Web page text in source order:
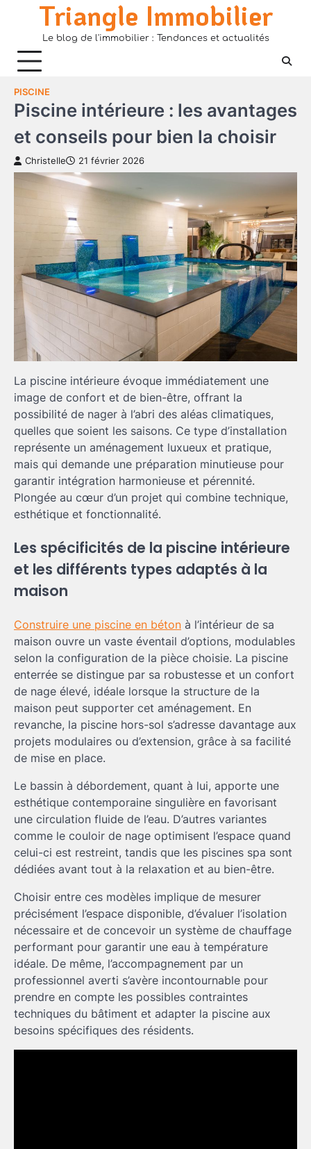
Triangle Immobilier
Le blog de l'immobilier : Tendances et actualités
PISCINE
Piscine intérieure : les avantages
et conseils pour bien la choisir
Christelle 21 février 2026
La piscine intérieure évoque immédiatement une
image de confort et de bien-être, offrant la
possibilité de nager à l’abri des aléas climatiques,
quelles que soient les saisons. Ce type d’installation
représente un aménagement luxueux et pratique,
mais qui demande une préparation minutieuse pour
garantir intégration harmonieuse et pérennité.
Plongée au cœur d’un projet qui combine technique,
esthétique et fonctionnalité.
Les spécificités de la piscine intérieure
et les différents types adaptés à la
maison
Construire une piscine en béton à l’intérieur de sa
maison ouvre un vaste éventail d’options, modulables
selon la configuration de la pièce choisie. La piscine
enterrée se distingue par sa robustesse et un confort
de nage élevé, idéale lorsque la structure de la
maison peut supporter cet aménagement. En
revanche, la piscine hors-sol s’adresse davantage aux
projets modulaires ou d’extension, grâce à sa facilité
de mise en place.
Le bassin à débordement, quant à lui, apporte une
esthétique contemporaine singulière en favorisant
une circulation fluide de l’eau. D’autres variantes
comme le couloir de nage optimisent l’espace quand
celui-ci est restreint, tandis que les piscines spa sont
dédiées avant tout à la relaxation et au bien-être.
Choisir entre ces modèles implique de mesurer
précisément l’espace disponible, d’évaluer l’isolation
nécessaire et de concevoir un système de chauffage
performant pour garantir une eau à température
idéale. De même, l’accompagnement par un
professionnel averti s’avère incontournable pour
prendre en compte les possibles contraintes
techniques du bâtiment et adapter la piscine aux
besoins spécifiques des résidents.